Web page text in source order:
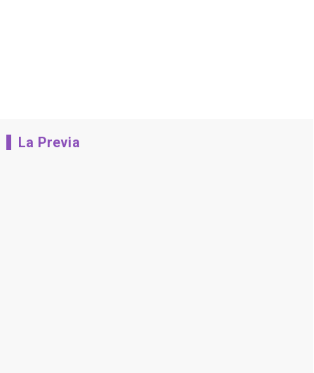
La Previa